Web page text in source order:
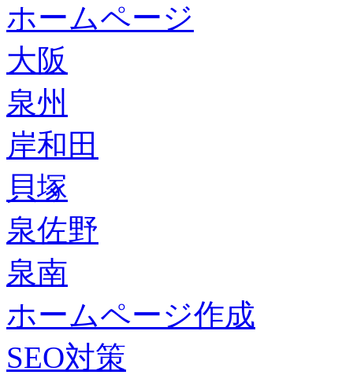
ホームページ
大阪
泉州
岸和田
貝塚
泉佐野
泉南
ホームページ作成
SEO対策